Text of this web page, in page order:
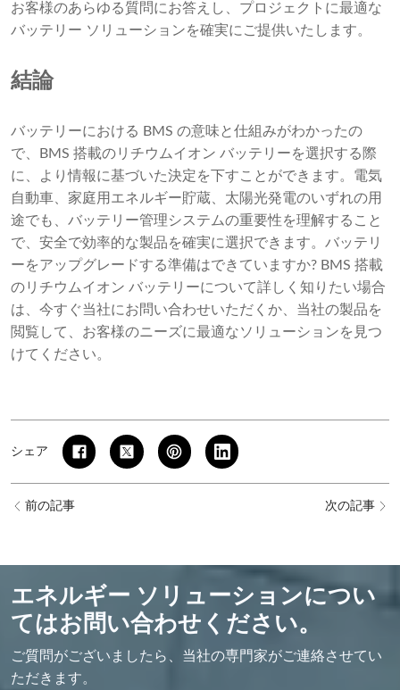
お客様のあらゆる質問にお答えし、プロジェクトに最適な
バッテリー ソリューションを確実にご提供いたします。
結論
バッテリーにおける BMS の意味と仕組みがわかったの
で、BMS 搭載のリチウムイオン バッテリーを選択する際
に、より情報に基づいた決定を下すことができます。電気
自動車、家庭用エネルギー貯蔵、太陽光発電のいずれの用
途でも、バッテリー管理システムの重要性を理解すること
で、安全で効率的な製品を確実に選択できます。バッテリ
ーをアップグレードする準備はできていますか? BMS 搭載
のリチウムイオン バッテリーについて詳しく知りたい場合
は、今すぐ当社にお問い合わせいただくか、当社の製品を
閲覧して、お客様のニーズに最適なソリューションを見つ
けてください。
シェア
前の記事 次の記事
エネルギー ソリューションについ
てはお問い合わせください。
ご質問がございましたら、当社の専門家がご連絡させてい
ただきます。